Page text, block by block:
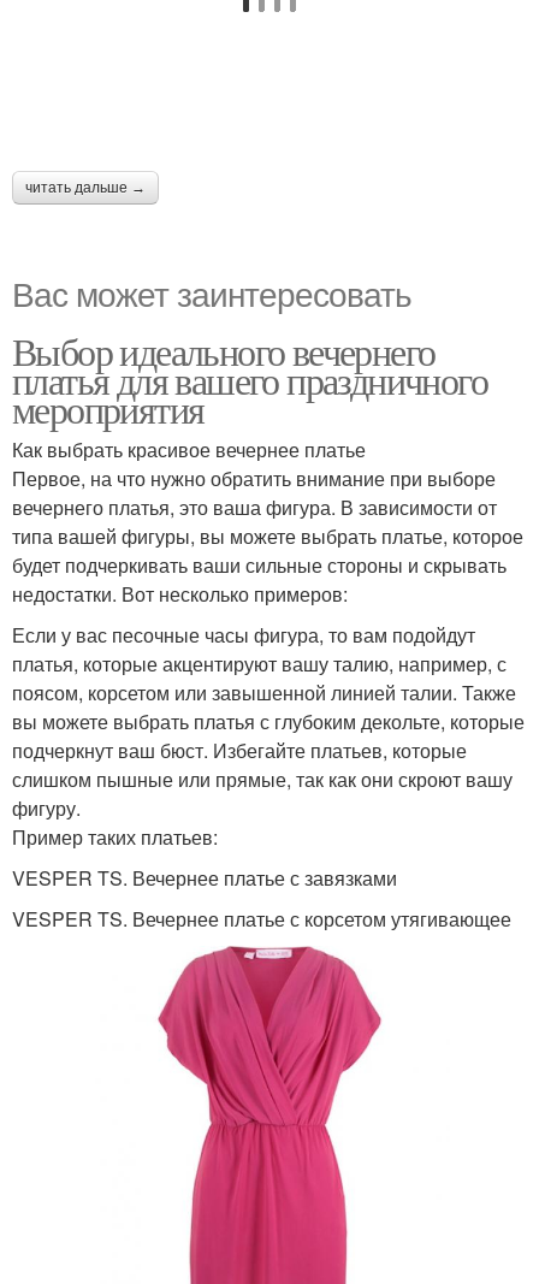
читать дальше →
Вас может заинтересовать
Выбор идеального вечернего
платья для вашего праздничного
мероприятия
Как выбрать красивое вечернее платье
Первое, на что нужно обратить внимание при выборе
вечернего платья, это ваша фигура. В зависимости от
типа вашей фигуры, вы можете выбрать платье, которое
будет подчеркивать ваши сильные стороны и скрывать
недостатки. Вот несколько примеров:
Если у вас песочные часы фигура, то вам подойдут
платья, которые акцентируют вашу талию, например, с
поясом, корсетом или завышенной линией талии. Также
вы можете выбрать платья с глубоким декольте, которые
подчеркнут ваш бюст. Избегайте платьев, которые
слишком пышные или прямые, так как они скроют вашу
фигуру.
Пример таких платьев:
VESPER TS. Вечернее платье с завязками
VESPER TS. Вечернее платье с корсетом утягивающее